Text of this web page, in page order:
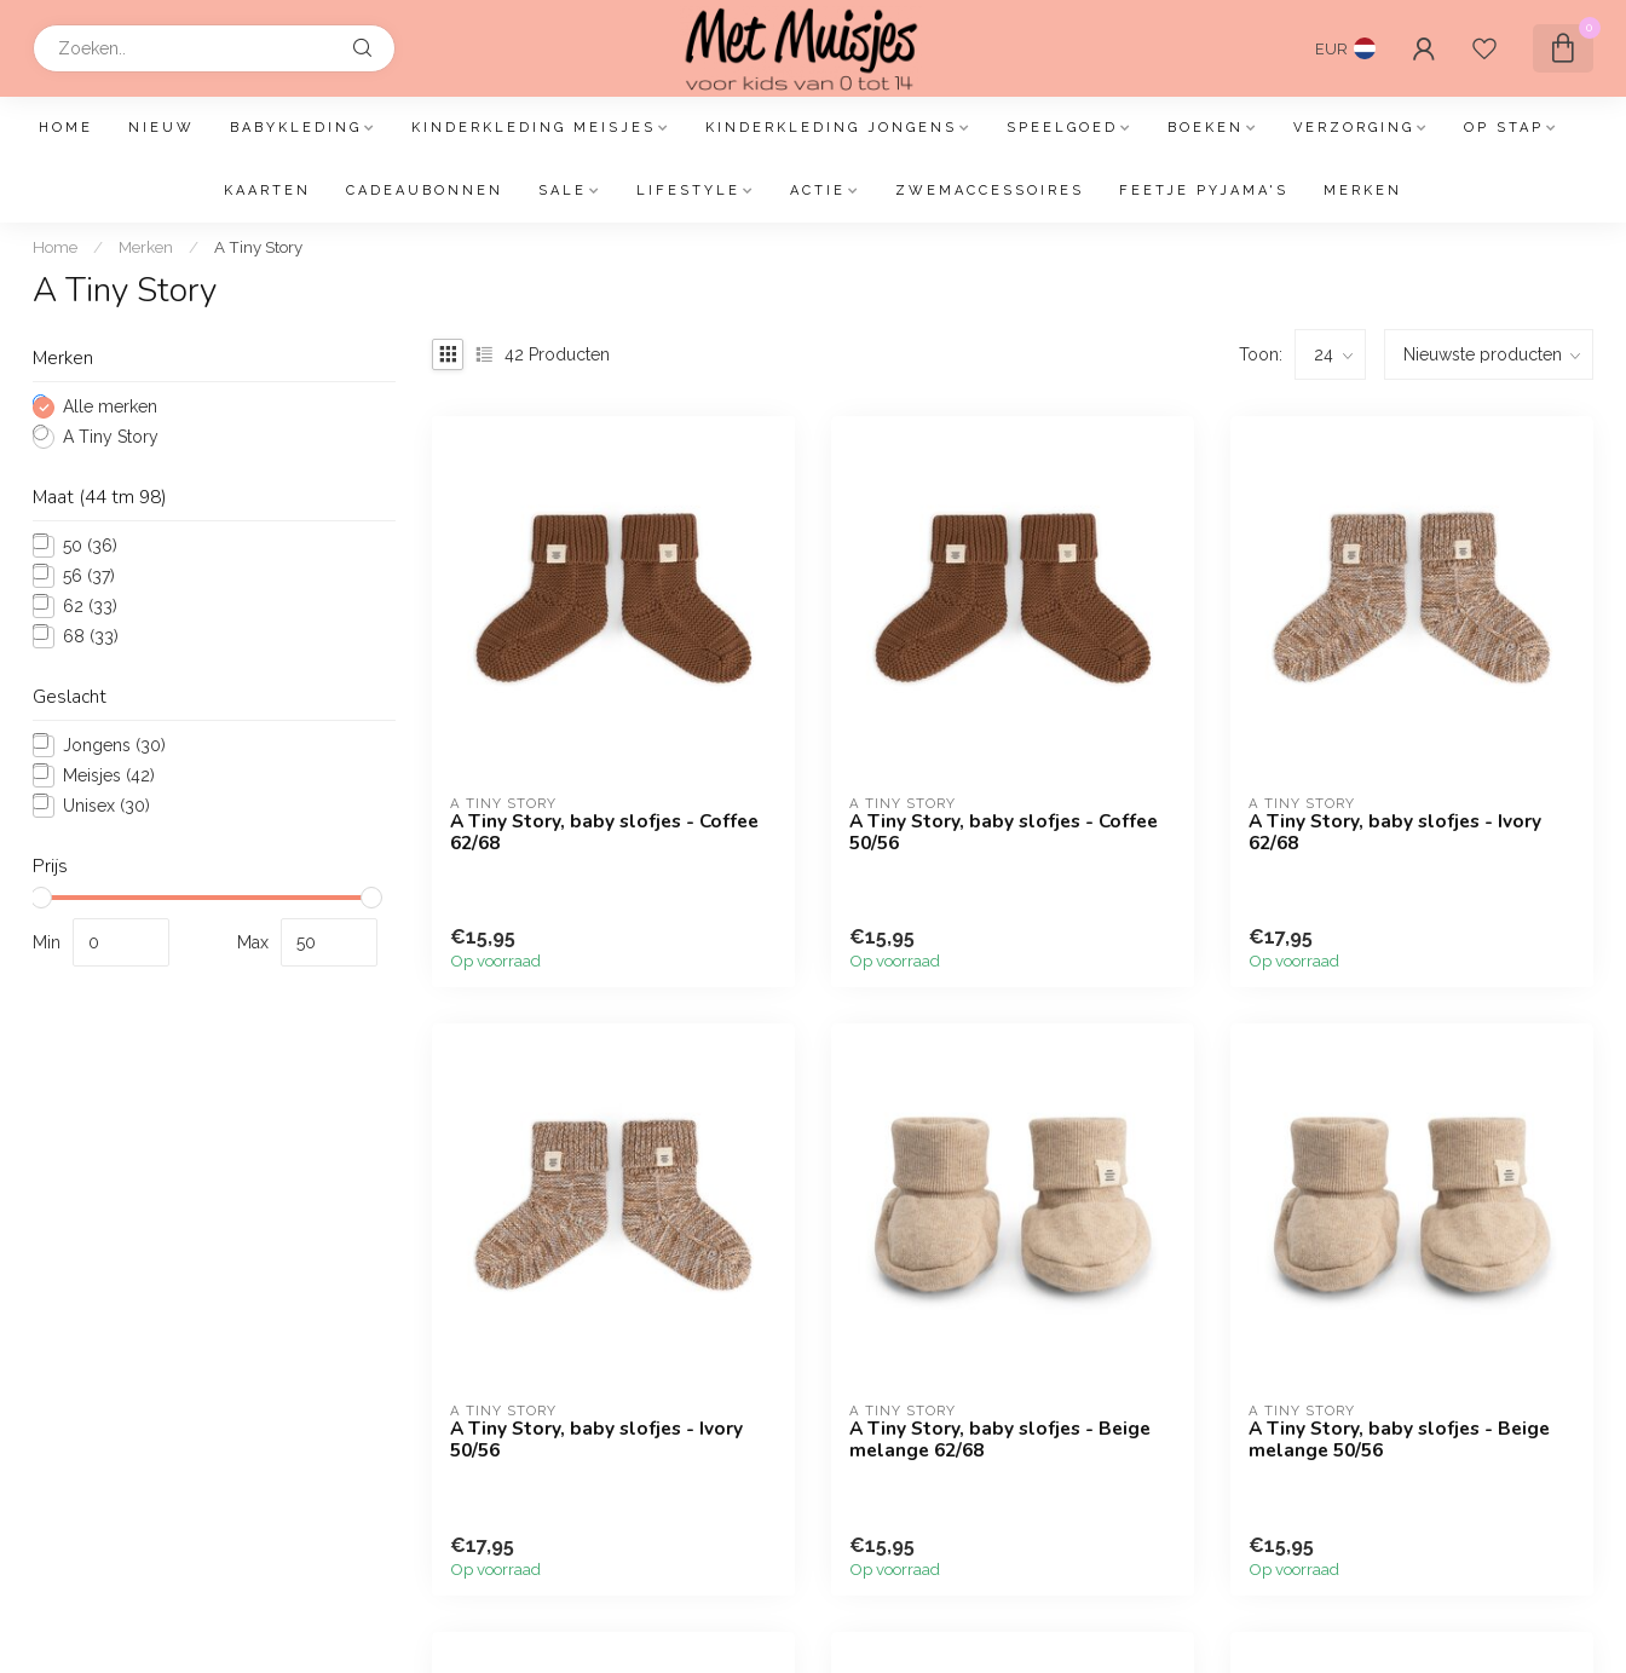
EUR
0
HOME NIEUW BABYKLEDING KINDERKLEDING MEISJES KINDERKLEDING JONGENS SPEELGOED BOEKEN VERZORGING OP STAP
KAARTEN CADEAUBONNEN SALE LIFESTYLE ACTIE ZWEMACCESSOIRES FEETJE PYJAMA'S MERKEN
Home / Merken / A Tiny Story
A Tiny Story
Merken
Alle merken
A Tiny Story
Maat (44 tm 98)
50 (36)
56 (37)
62 (33)
68 (33)
Geslacht
Jongens (30)
Meisjes (42)
Unisex (30)
Prijs
Min Max
42 Producten Toon:
A TINY STORY
A Tiny Story, baby slofjes - Coffee
62/68
€15,95
Op voorraad
A TINY STORY
A Tiny Story, baby slofjes - Coffee
50/56
€15,95
Op voorraad
A TINY STORY
A Tiny Story, baby slofjes - Ivory
62/68
€17,95
Op voorraad
A TINY STORY
A Tiny Story, baby slofjes - Ivory
50/56
€17,95
Op voorraad
A TINY STORY
A Tiny Story, baby slofjes - Beige
melange 62/68
€15,95
Op voorraad
A TINY STORY
A Tiny Story, baby slofjes - Beige
melange 50/56
€15,95
Op voorraad